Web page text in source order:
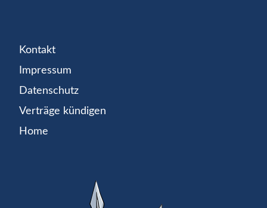
Kontakt
Impressum
Datenschutz
Verträge kündigen
Home